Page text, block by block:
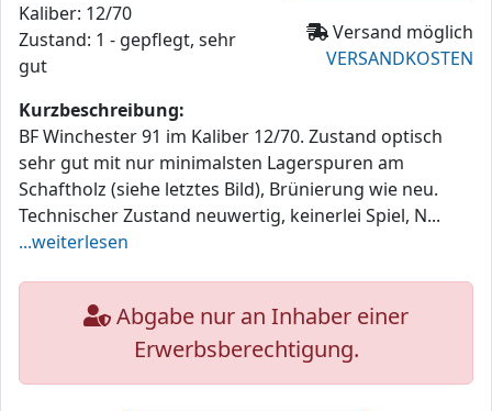
Versand möglich
VERSANDKOSTEN
Kaliber: 12/70
Zustand: 1 - gepflegt, sehr
gut
Kurzbeschreibung:
BF Winchester 91 im Kaliber 12/70. Zustand optisch
sehr gut mit nur minimalsten Lagerspuren am
Schaftholz (siehe letztes Bild), Brünierung wie neu.
Technischer Zustand neuwertig, keinerlei Spiel, N...
...weiterlesen
Abgabe nur an Inhaber einer
Erwerbsberechtigung.